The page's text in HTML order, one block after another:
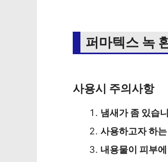
퍼마텍스 녹
사용시 주의사항
냄새가 좀 있습
사용하고자 하
내용물이 피부